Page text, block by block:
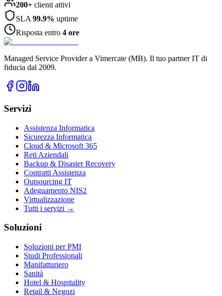
200+ clienti attivi
SLA 99.9% uptime
Risposta entro 4 ore
Managed Service Provider a Vimercate (MB). Il tuo partner IT di
fiducia dal 2009.
Servizi
Assistenza Informatica
Sicurezza Informatica
Cloud & Microsoft 365
Reti Aziendali
Backup & Disaster Recovery
Contratti Assistenza
Outsourcing IT
Adeguamento NIS2
Virtualizzazione
Tutti i servizi →
Soluzioni
Soluzioni per PMI
Studi Professionali
Manifatturiero
Sanità
Hotel & Hospitality
Retail & Negozi